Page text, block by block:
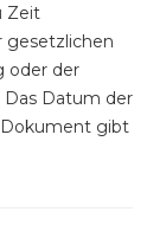
Zeit
gesetzlichen
oder der
Datum der
Dokument gibt